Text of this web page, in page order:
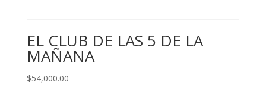
EL CLUB DE LAS 5 DE LA
MAÑANA
$54,000.00